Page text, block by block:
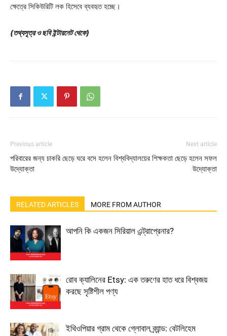
ক্ষেত্রে সিকিউরিটি লক হিসেবে ব্যবহৃত হচ্ছে।
(তথ্যসূত্র ও ছবি ইন্টারনেট থেকে)
Previous article
পরিবারের জন্য চাকরি ছেড়ে ঘরে বসে হলেন
উদ্যোক্তা
Next article
বিশ্ববিদ্যালয়ের শিক্ষকতা ছেড়ে হলেন সফল
উদ্যোক্তা
RELATED ARTICLES MORE FROM AUTHOR
আপনি কি একজন সিরিয়াল এন্ট্রাপ্রেনার?
রোব ক্যালিনের Etsy: এক তরুণের হাত ধরে বিশ্বজয়
করছে সৃষ্টিশীল পণ্য
ইথিওপিয়ার গ্রাম থেকে গ্লোবাল ব্র্যান্ড: বেটলিহেম